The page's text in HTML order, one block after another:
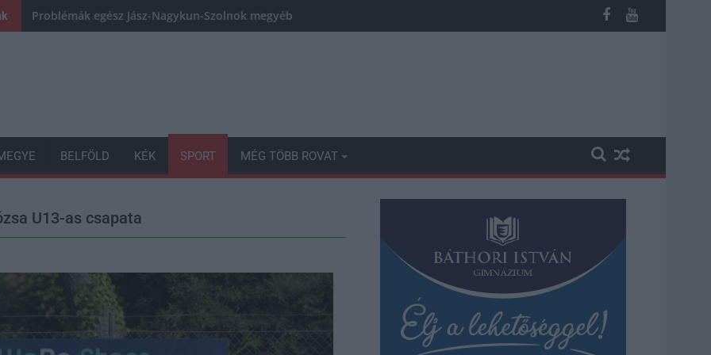
Problémák egész Jász-Nagykun-Szolnok megyében: egyre több otthoni kútból fogy ki a víz
BELFÖLD KÉK SPORT MÉG TÖBB ROVAT
U13-as csapata